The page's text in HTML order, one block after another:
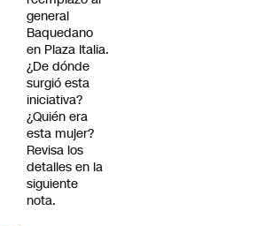
general
Baquedano
en Plaza Italia.
¿De dónde
surgió esta
iniciativa?
¿Quién era
esta mujer?
Revisa los
detalles en la
siguiente
nota.